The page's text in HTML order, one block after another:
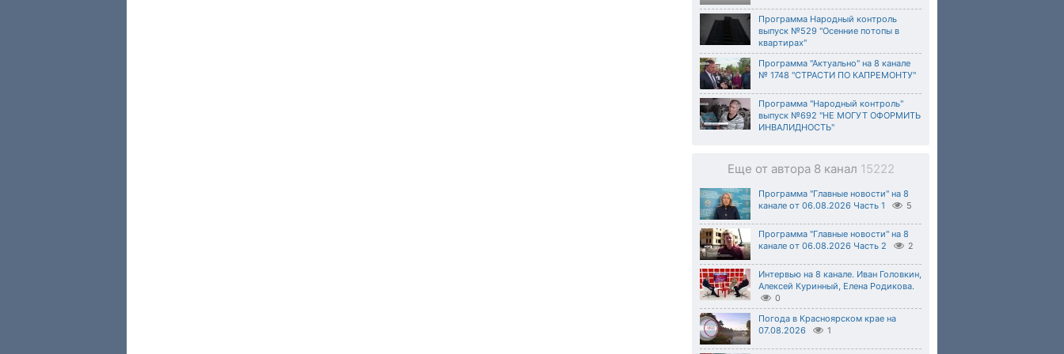
Программа Народный контроль
выпуск №529 "Осенние потопы в
квартирах"
Программа "Актуально" на 8 канале
№ 1748 "СТРАСТИ ПО КАПРЕМОНТУ"
Программа "Народный контроль"
выпуск №692 "НЕ МОГУТ ОФОРМИТЬ
ИНВАЛИДНОСТЬ"
Еще от автора 8 канал 15222
Программа "Главные новости" на 8
канале от 06.08.2026 Часть 1
5
Программа "Главные новости" на 8
канале от 06.08.2026 Часть 2
2
Интервью на 8 канале. Иван Головкин,
Алексей Куринный, Елена Родикова.
0
Погода в Красноярском крае на
07.08.2026
1